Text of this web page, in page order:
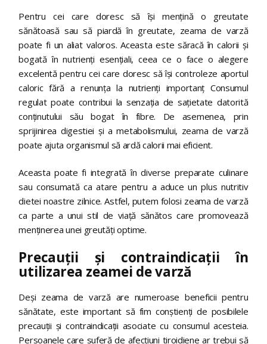
Pentru cei care doresc să își mențină o greutate
sănătoasă sau să piardă în greutate, zeama de varză
poate fi un aliat valoros. Aceasta este săracă în calorii și
bogată în nutrienți esențiali, ceea ce o face o alegere
excelentă pentru cei care doresc să își controleze aportul
caloric fără a renunța la nutrienți importanț Consumul
regulat poate contribui la senzația de sațietate datorită
conținutului său bogat în fibre. De asemenea, prin
sprijinirea digestiei și a metabolismului, zeama de varză
poate ajuta organismul să ardă calorii mai eficient.
Aceasta poate fi integrată în diverse preparate culinare
sau consumată ca atare pentru a aduce un plus nutritiv
dietei noastre zilnice. Astfel, putem folosi zeama de varză
ca parte a unui stil de viață sănătos care promovează
menținerea unei greutăți optime.
Precauții și contraindicații în
utilizarea zeamei de varză
Deși zeama de varză are numeroase beneficii pentru
sănătate, este important să fim conștienți de posibilele
precauții și contraindicații asociate cu consumul acesteia.
Persoanele care suferă de afecțiuni tiroidiene ar trebui să